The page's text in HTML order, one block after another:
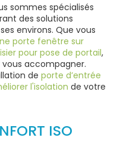
sommes spécialisés
des solutions
environs. Que vous
porte fenêtre sur
pour pose de portail,
accompagner.
de porte d’entrée
l'isolation de votre
ISO